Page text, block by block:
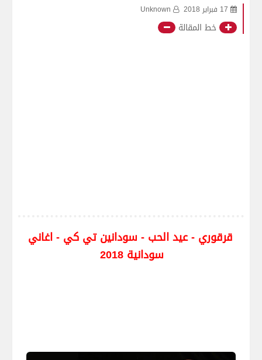
17 فبراير 2018 Unknown
خط المقالة
قرقوري - عيد الحب - سودانين تي كي - اغاني
سودانية 2018